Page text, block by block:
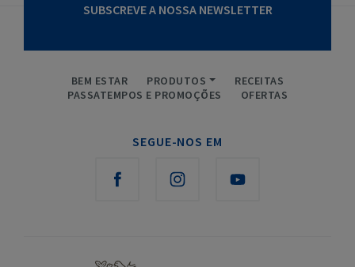
SUBSCREVE A NOSSA NEWSLETTER
BEM ESTAR PRODUTOS
RECEITAS
PASSATEMPOS E PROMOÇÕES
OFERTAS
SEGUE-NOS EM